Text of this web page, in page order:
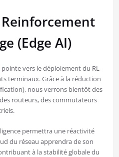
Reinforcement
(Edge AI)
pointe vers le déploiement du RL
terminaux. Grâce à la réduction
nous verrons bientôt des
routeurs, des commutateurs
permettra une réactivité
du réseau apprendra de son
à la stabilité globale du